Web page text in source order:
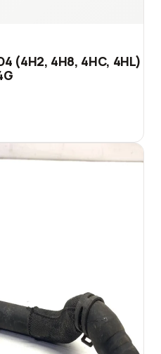
(4H2, 4H8, 4HC, 4HL)